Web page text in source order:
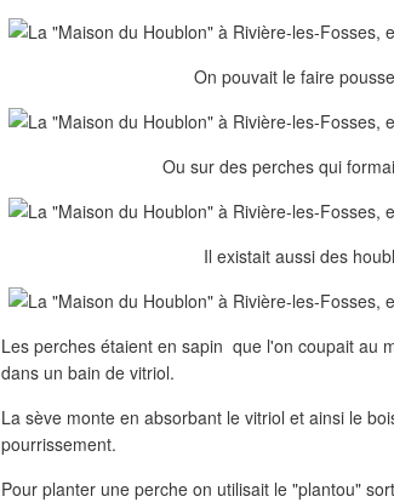
On pouvait le faire
Ou sur des perches qui
Il existait aussi des
Les perches étaient en sapin que l'on coupait au
dans un bain de vitriol.
La sève monte en absorbant le vitriol et ainsi le
pourrissement.
Pour planter une perche on utilisait le "plantou"